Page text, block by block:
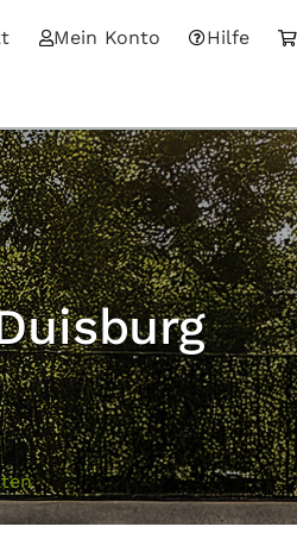
Mein Konto Hilfe